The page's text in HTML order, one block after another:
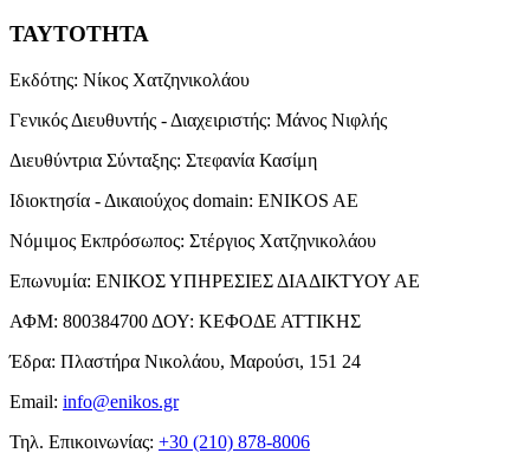
ΤΑΥΤΟΤΗΤΑ
Εκδότης: Νίκος Χατζηνικολάου
Γενικός Διευθυντής - Διαχειριστής: Μάνος Νιφλής
Διευθύντρια Σύνταξης: Στεφανία Κασίμη
Ιδιοκτησία - Δικαιούχος domain: ENIKOS AE
Νόμιμος Εκπρόσωπος: Στέργιος Χατζηνικολάου
Επωνυμία: ΕΝΙΚΟΣ ΥΠΗΡΕΣΙΕΣ ΔΙΑΔΙΚΤΥΟΥ ΑΕ
ΑΦΜ: 800384700 ΔΟΥ: ΚΕΦΟΔΕ ΑΤΤΙΚΗΣ
Έδρα: Πλαστήρα Νικολάου, Μαρούσι, 151 24
Email: info@enikos.gr
Τηλ. Επικοινωνίας: +30 (210) 878-8006